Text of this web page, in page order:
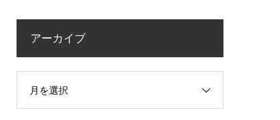
アーカイブ
月を選択